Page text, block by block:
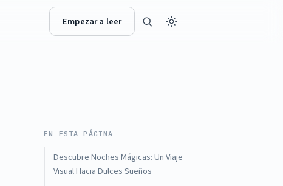
Empezar a leer
EN ESTA PÁGINA
Descubre Noches Mágicas: Un Viaje
Visual Hacia Dulces Sueños